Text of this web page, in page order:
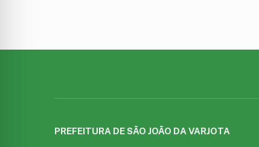
PREFEITURA DE SÃO JOÃO DA VARJOTA